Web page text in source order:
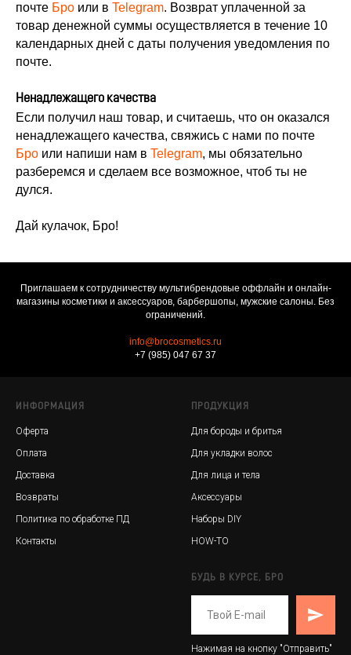
почте Бро или в Telegram. Возврат уплаченной за
товар денежной суммы осуществляется в течение 10
календарных дней с даты получения уведомления по
почте.
Ненадлежащего качества
Если получил наш товар, и считаешь, что он оказался
ненадлежащего качества, свяжись с нами по почте
Бро или напиши нам в Telegram, мы обязательно
разберемся и сделаем все возможное, чтоб ты не
дулся.
Дай кулачок, Бро!
Приглашаем к сотрудничеству мультибрендовые оффлайн и онлайн-
магазины косметики и аксессуаров, барбершопы, мужские салоны. Без
ограничений.
info@brocosmetics.ru
+7 (985) 047 67 37
ИНФОРМАЦИЯ
Оферта
Оплата
Доставка
Возвраты
Политика по обработке ПД
Контакты
ПРОДУКЦИЯ
Для бороды и бритья
Для укладки волос
Для лица и тела
Аксессуары
Наборы DIY
HOW-TO
БУДЬ В КУРСЕ, БРО
Нажимая на кнопку "Отправить"